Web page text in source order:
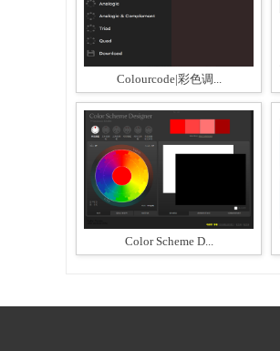
Colourcode|彩色调...
Color Scheme D...